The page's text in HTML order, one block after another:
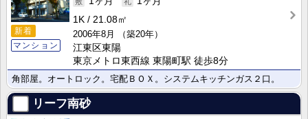
新着
マンション
1K
21.08㎡
2006年8月
（築20年）
江東区東陽
東京メトロ東西線 東陽町駅 徒歩8分
角部屋。オートロック。宅配ＢＯＸ。システムキッチンガス２口。
リーフ南砂